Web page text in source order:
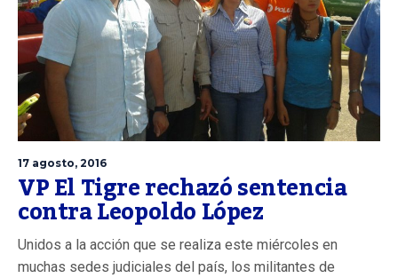
17 agosto, 2016
VP El Tigre rechazó sentencia
contra Leopoldo López
Unidos a la acción que se realiza este miércoles en
muchas sedes judiciales del país, los militantes de